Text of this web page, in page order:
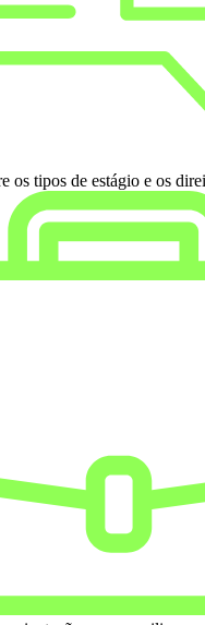
os tipos de estágio e os